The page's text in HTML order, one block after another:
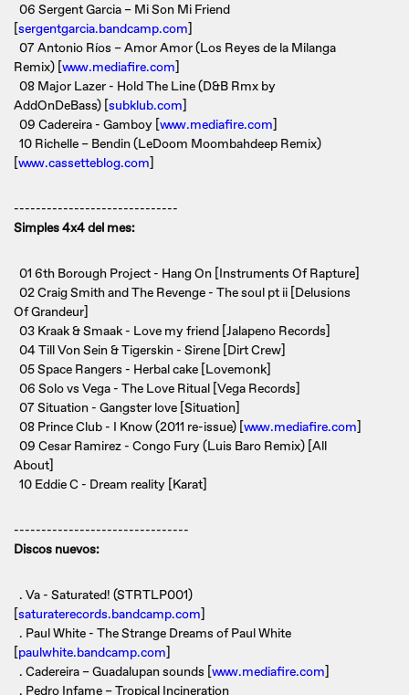
06 Sergent Garcia – Mi Son Mi Friend
[sergentgarcia.bandcamp.com]
07 Antonio Ríos – Amor Amor (Los Reyes de la Milanga
Remix) [www.mediafire.com]
08 Major Lazer - Hold The Line (D&B Rmx by
AddOnDeBass) [subklub.com]
09 Cadereira - Gamboy [www.mediafire.com]
10 Richelle – Bendin (LeDoom Moombahdeep Remix)
[www.cassetteblog.com]
------------------------------
Simples 4x4 del mes:
01 6th Borough Project - Hang On [Instruments Of Rapture]
02 Craig Smith and The Revenge - The soul pt ii [Delusions
Of Grandeur]
03 Kraak & Smaak - Love my friend [Jalapeno Records]
04 Till Von Sein & Tigerskin - Sirene [Dirt Crew]
05 Space Rangers - Herbal cake [Lovemonk]
06 Solo vs Vega - The Love Ritual [Vega Records]
07 Situation - Gangster love [Situation]
08 Prince Club - I Know (2011 re-issue) [www.mediafire.com]
09 Cesar Ramirez - Congo Fury (Luis Baro Remix) [All
About]
10 Eddie C - Dream reality [Karat]
--------------------------------
Discos nuevos:
. Va - Saturated! (STRTLP001)
[saturaterecords.bandcamp.com]
. Paul White - The Strange Dreams of Paul White
[paulwhite.bandcamp.com]
. Cadereira – Guadalupan sounds [www.mediafire.com]
. Pedro Infame – Tropical Incineration